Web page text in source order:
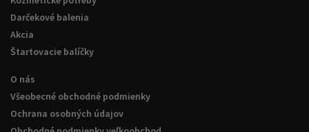
Darčekové balenia
Akcia
Štartovacie balíčky
O nás
Všeobecné obchodné podmienky
Ochrana osobných údajov